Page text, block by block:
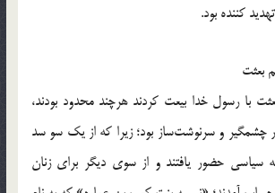
کننده بود.
که در سال 13 بعثت با رسول خدا بیعت کردند هرچند محدود بودند،
چشمگیر و سرنوشت‌ساز بود؛ زیرا که از یک سو سد
حضور یافتند و از سوی دیگر برای زنان